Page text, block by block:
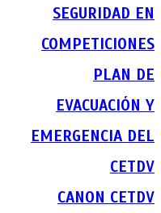
SEGURIDAD EN
COMPETICIONES
PLAN DE
EVACUACIÓN Y
EMERGENCIA DEL
CETDV
CANON CETDV